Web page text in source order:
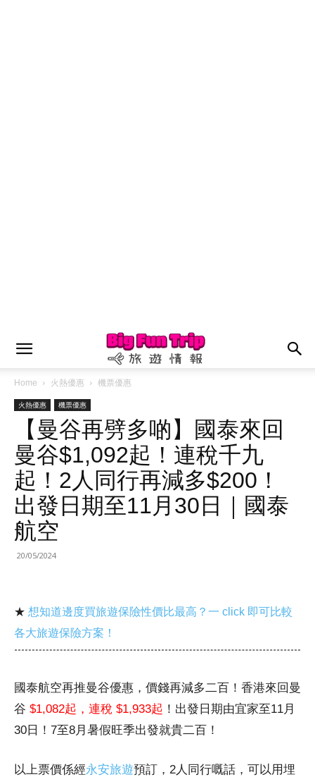
Home 火熱優惠 機票優惠
火熱優惠 機票優惠
【曼谷再劈多啲】國泰來回
曼谷$1,092起！連稅千九
起！2人同行再減多$200！
出發日期至11月30日｜國泰
航空
20/05/2024
★ 想知道邊度買旅遊保險性價比最高？一 click 即可比較
各大旅遊保險方案！
國泰航空再推曼谷優惠，價錢再減多二百！香港來回曼
谷 $1,082起，連稅 $1,933起 ！出發日期由宜家至11月
30日！7至8月暑假旺季出發就貴二百！
以上票價係經永安旅遊預訂，2人同行嘅話，可以用埋